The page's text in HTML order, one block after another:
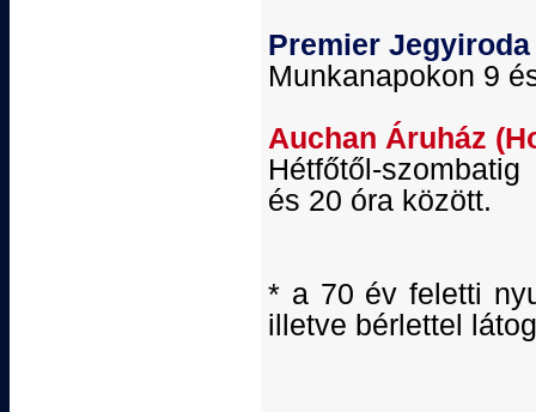
Premier
Munkanapokon 9
Auchan Áruház
Hétfőtől-
és 20 óra között.
* a 70 év feletti
illetve bérlettel